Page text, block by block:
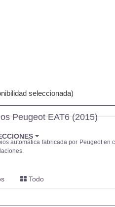
Todo
seleccionada)
Peugeot EAT6 (2015)
automática fabricada por Peugeot en